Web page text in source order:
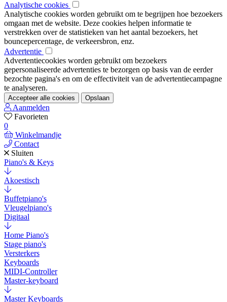
Analytische cookies
Analytische cookies worden gebruikt om te begrijpen hoe bezoekers
omgaan met de website. Deze cookies helpen informatie te
verstrekken over de statistieken van het aantal bezoekers, het
bouncepercentage, de verkeersbron, enz.
Advertentie
Advertentiecookies worden gebruikt om bezoekers
gepersonaliseerde advertenties te bezorgen op basis van de eerder
bezochte pagina's en om de effectiviteit van de advertentiecampagne
te analyseren.
Accepteer alle cookies Opslaan
Aanmelden
Favorieten
0
Winkelmandje
Contact
Sluiten
Piano's & Keys
Akoestisch
Buffetpiano's
Vleugelpiano's
Digitaal
Home Piano's
Stage piano's
Versterkers
Keyboards
MIDI-Controller
Master-keyboard
Master Keyboards